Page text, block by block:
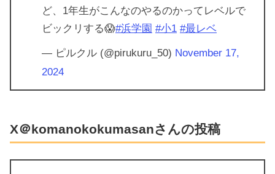
ど、1年生がこんなのやるのかってレベルで
ビックリする😱#浜学園 #小1 #最レベ
— ピルクル (@pirukuru_50) November 17,
2024
X＠komanokokumasanさんの投稿